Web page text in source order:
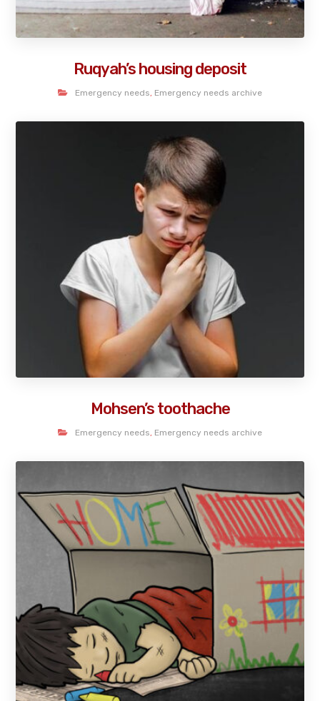
Ruqyah’s housing deposit
Emergency needs, Emergency needs archive
Mohsen’s toothache
Emergency needs Emergency needs archive